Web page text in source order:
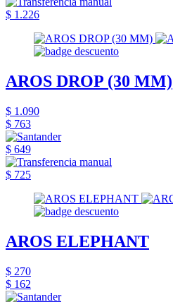
$ 1.226
AROS DROP (30 MM)
$ 1.090
$ 763
$ 649
$ 725
AROS ELEPHANT
$ 270
$ 162